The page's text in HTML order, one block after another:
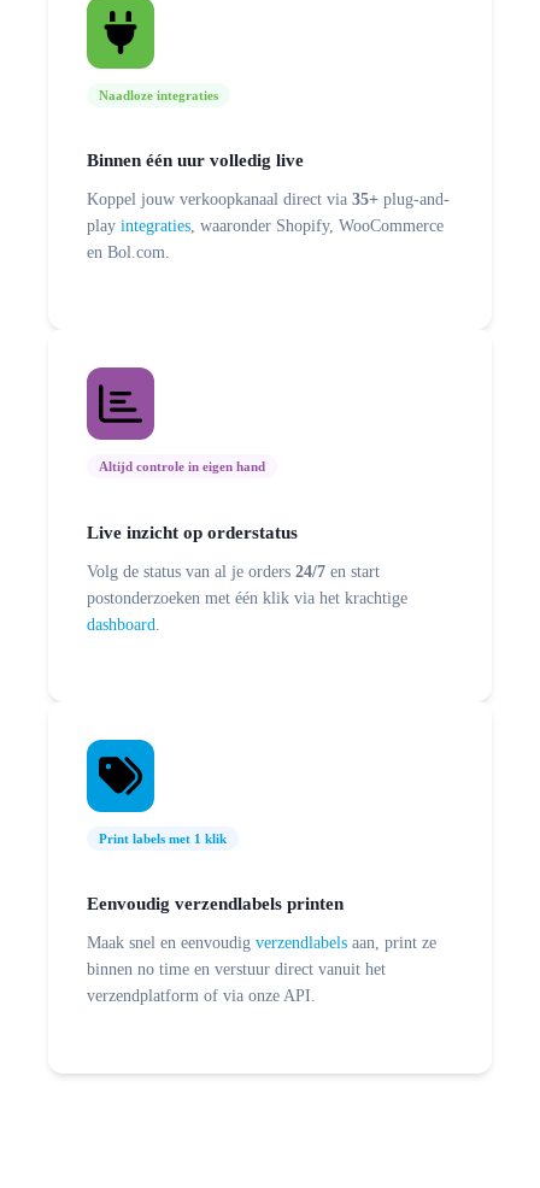
Naadloze integraties
Binnen één uur volledig live
Koppel jouw verkoopkanaal direct via 35+ plug-and-
play integraties , waaronder Shopify, WooCommerce
en Bol.com.
Altijd controle in eigen hand
Live inzicht op orderstatus
Volg de status van al je orders 24/7 en start
postonderzoeken met één klik via het krachtige
dashboard
Print labels met 1 klik
Eenvoudig verzendlabels printen
Maak snel en eenvoudig verzendlabels aan, print ze
binnen no time en verstuur direct vanuit het
verzendplatform of via onze API.